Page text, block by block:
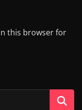
this browser for